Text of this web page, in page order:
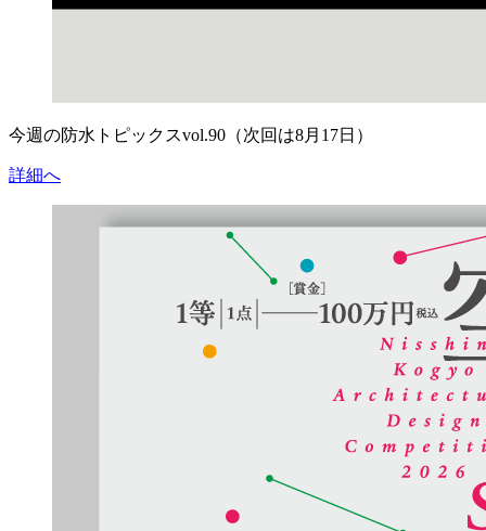
今週の防水トピックスvol.90（次回は8月17日）
詳細へ